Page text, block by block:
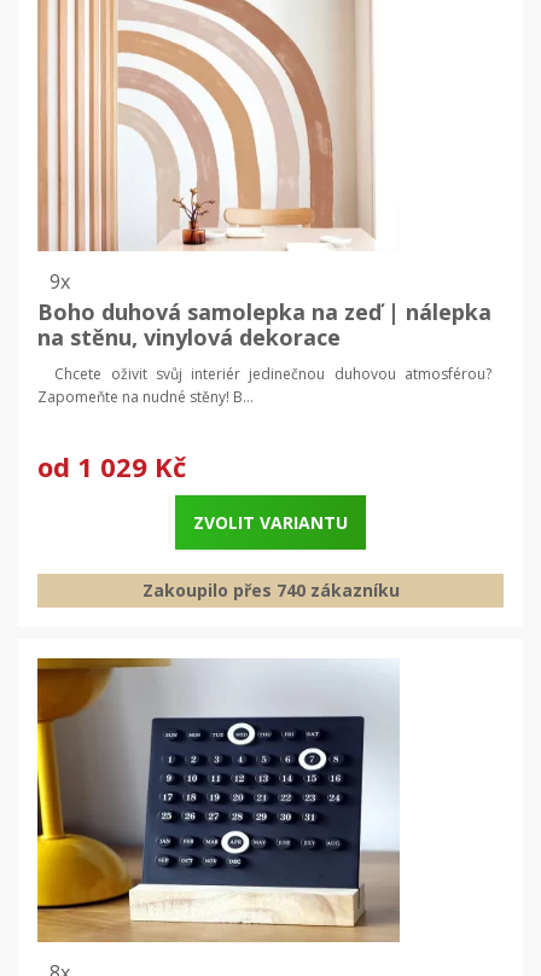
9x
Boho duhová samolepka na zeď | nálepka
na stěnu, vinylová dekorace
Chcete oživit svůj interiér jedinečnou duhovou atmosférou?
Zapomeňte na nudné stěny! B...
od 1 029 Kč
ZVOLIT VARIANTU
Zakoupilo přes 740 zákazníku